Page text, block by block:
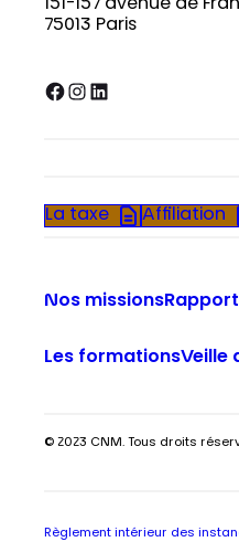
151-157 avenue de
75013 Paris
Facebook InstagramLinkedIn
La taxe Affiliation
Nos missions
Les formationsVeille
© 2023 CNM. Tous droits
Règlement intérieur des